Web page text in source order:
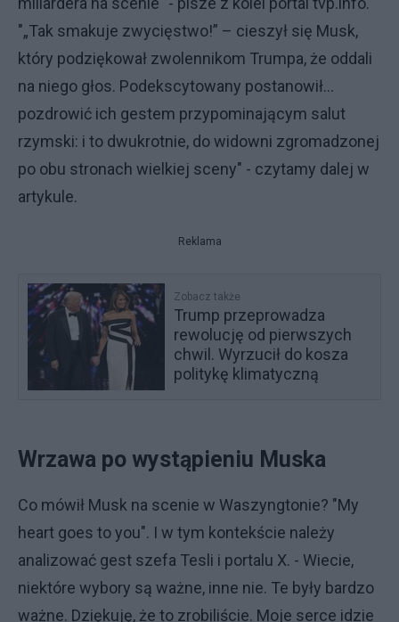
"„Tak smakuje zwycięstwo!” – cieszył się Musk,
który podziękował zwolennikom Trumpa, że oddali
na niego głos. Podekscytowany postanowił...
pozdrowić ich gestem przypominającym salut
rzymski: i to dwukrotnie, do widowni zgromadzonej
po obu stronach wielkiej sceny" - czytamy dalej w
artykule.
Reklama
Zobacz także
Trump przeprowadza
rewolucję od pierwszych
chwil. Wyrzucił do kosza
politykę klimatyczną
Wrzawa po wystąpieniu Muska
Co mówił Musk na scenie w Waszyngtonie? "My
heart goes to you". I w tym kontekście należy
analizować gest szefa Tesli i portalu X. - Wiecie,
niektóre wybory są ważne, inne nie. Te były bardzo
ważne. Dziękuję, że to zrobiliście. Moje serce idzie